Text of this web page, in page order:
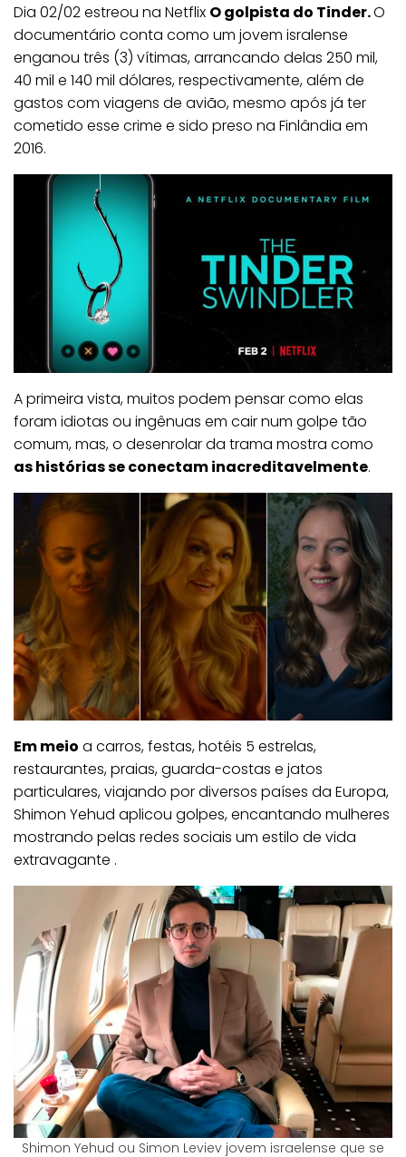
Dia 02/02 estreou na Netflix O golpista do Tinder.O
documentário conta como um jovem isralense
enganou três (3) vítimas, arrancando delas 250 mil,
40 mil e 140 mil dólares, respectivamente, além de
gastos com viagens de avião, mesmo após já ter
cometido esse crime e sido preso na Finlândia em
2016.
A primeira vista, muitos podem pensar como elas
foram idiotas ou ingênuas em cair num golpe tão
comum, mas, o desenrolar da trama mostra como
as histórias se conectam inacreditavelmente.
Em meio a carros, festas, hotéis 5 estrelas,
restaurantes, praias, guarda-costas e jatos
particulares, viajando por diversos países da Europa,
Shimon Yehud aplicou golpes, encantando mulheres
mostrando pelas redes sociais um estilo de vida
extravagante .
Shimon Yehud ou Simon Leviev jovem israelense que se